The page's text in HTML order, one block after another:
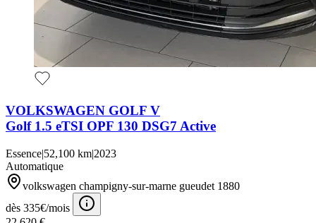
VOLKSWAGEN GOLF V
Golf 1.5 eTSI OPF 130 DSG7 Active
Essence|52,100 km|2023
Automatique
volkswagen champigny-sur-marne gueudet 1880
dès 335€/mois